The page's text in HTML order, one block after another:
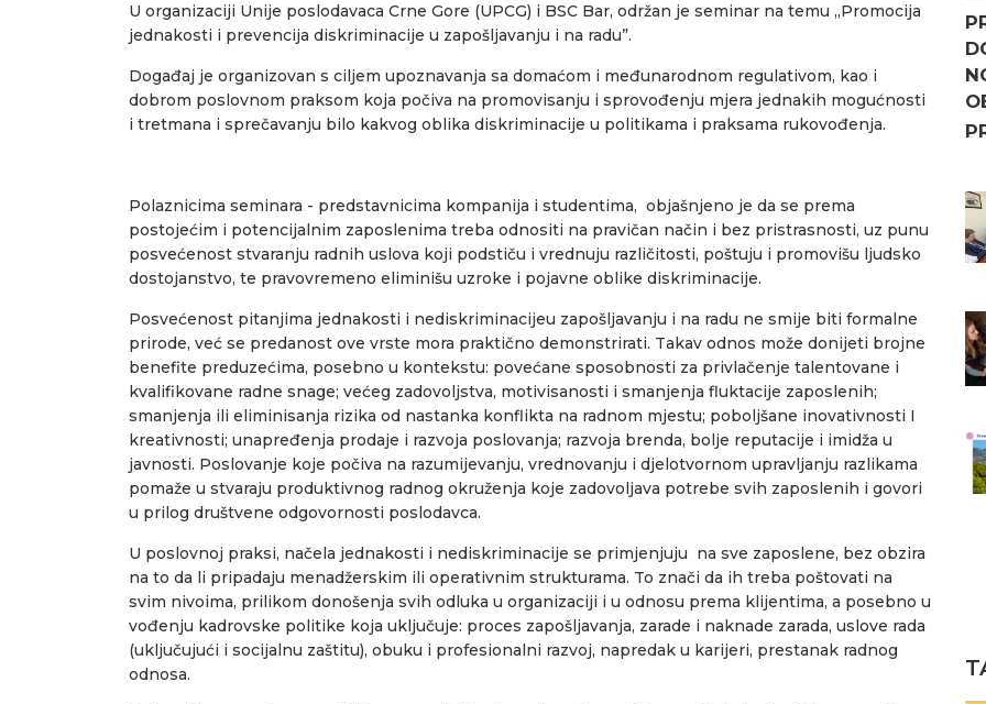
U organizaciji Unije poslodavaca Crne Gore (UPCG) i BSC Bar, održan je seminar na temu „Promocija
jednakosti i prevencija diskriminacije u zapošljavanju i na radu”.
Događaj je organizovan s ciljem upoznavanja sa domaćom i međunarodnom regulativom, kao i
dobrom poslovnom praksom koja počiva na promovisanju i sprovođenju mjera jednakih mogućnosti
i tretmana i sprečavanju bilo kakvog oblika diskriminacije u politikama i praksama rukovođenja.
Polaznicima seminara - predstavnicima kompanija i studentima, objašnjeno je da se prema
postojećim i potencijalnim zaposlenima treba odnositi na pravičan način i bez pristrasnosti, uz punu
posvećenost stvaranju radnih uslova koji podstiču i vrednuju različitosti, poštuju i promovišu ljudsko
dostojanstvo, te pravovremeno eliminišu uzroke i pojavne oblike diskriminacije.
Posvećenost pitanjima jednakosti i nediskriminacijeu zapošljavanju i na radu ne smije biti formalne
prirode, već se predanost ove vrste mora praktično demonstrirati. Takav odnos može donijeti brojne
benefite preduzećima, posebno u kontekstu: povećane sposobnosti za privlačenje talentovane i
kvalifikovane radne snage; većeg zadovoljstva, motivisanosti i smanjenja fluktacije zaposlenih;
smanjenja ili eliminisanja rizika od nastanka konflikta na radnom mjestu; poboljšane inovativnosti I
kreativnosti; unapređenja prodaje i razvoja poslovanja; razvoja brenda, bolje reputacije i imidža u
javnosti. Poslovanje koje počiva na razumijevanju, vrednovanju i djelotvornom upravljanju razlikama
pomaže u stvaraju produktivnog radnog okruženja koje zadovoljava potrebe svih zaposlenih i govori
u prilog društvene odgovornosti poslodavca.
U poslovnoj praksi, načela jednakosti i nediskriminacije se primjenjuju na sve zaposlene, bez obzira
na to da li pripadaju menadžerskim ili operativnim strukturama. To znači da ih treba poštovati na
svim nivoima, prilikom donošenja svih odluka u organizaciji i u odnosu prema klijentima, a posebno u
vođenju kadrovske politike koja uključuje: proces zapošljavanja, zarade i naknade zarada, uslove rada
(uključujući i socijalnu zaštitu), obuku i profesionalni razvoj, napredak u karijeri, prestanak radnog
odnosa.